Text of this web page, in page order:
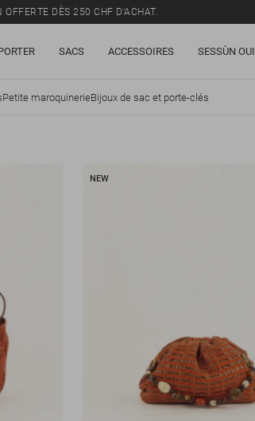
OFFERTE DÈS 250 CHF D'ACHAT.
LA TVA ET LES DROITS DE DOUANE.
SACS ACCESSOIRES SESSÙN OUI
Petite maroquinerieBijoux de sac et porte-clés
NEW